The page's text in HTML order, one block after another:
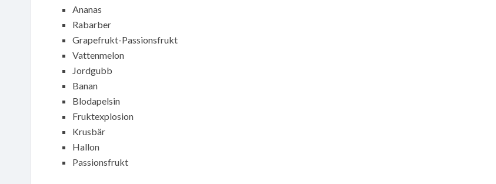
Ananas
Rabarber
Grapefrukt-Passionsfrukt
Vattenmelon
Jordgubb
Banan
Blodapelsin
Fruktexplosion
Krusbär
Hallon
Passionsfrukt